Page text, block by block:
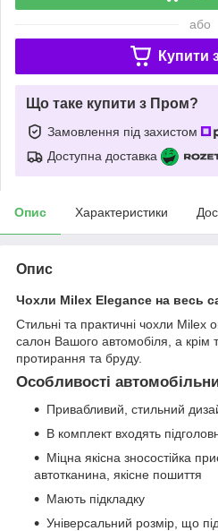
або
Купити
Що таке купити з Пром?
Замовлення під захистом
Доступна доставка
Опис Характеристики
Опис
Чохли Milex Elegance на весь
Стильні та практичні чохли Milex
салон Вашого автомобіля, а крім
протирання та бруду.
Особливості
Привабливий, стильний
В комплект входять
Міцна якісна зносостійка
автотканина, якісне пошиття
Мають підкладку
Універсальний розмір, що